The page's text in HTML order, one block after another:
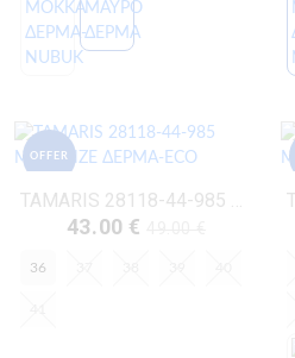
OFFER
TAMARIS 28118-44-985 ΜΠΡΟΝΖΕ ΔΕΡΜΑ-ECO
43.00 €
36